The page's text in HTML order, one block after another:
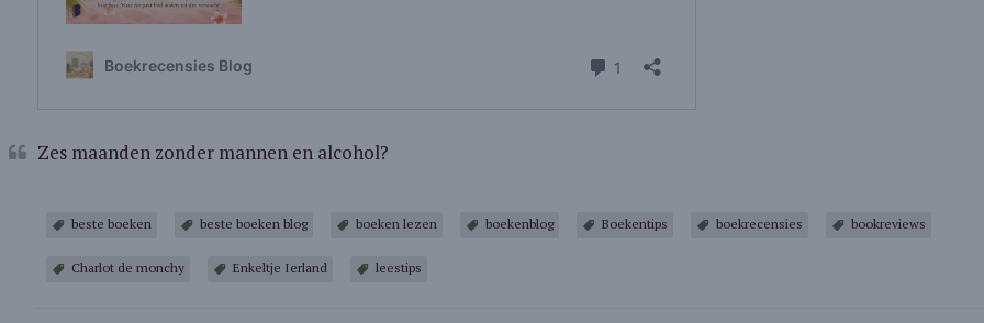
Zes maanden zonder mannen en alcohol?
beste boeken beste boeken blog boeken lezen boekenblog Boekentips boekrecensies bookreviews
Charlot de monchy Enkeltje Ierland leestips